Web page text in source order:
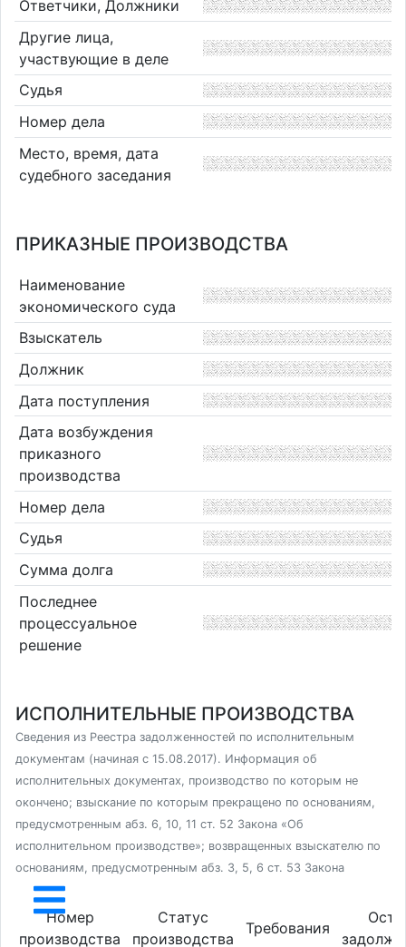
Ответчики, Должники
Другие лица,
участвующие в деле
Судья
Номер дела
Место, время, дата
судебного заседания
ПРИКАЗНЫЕ ПРОИЗВОДСТВА
Наименование
экономического суда
Взыскатель
Должник
Дата поступления
Дата возбуждения
приказного
производства
Номер дела
Судья
Сумма долга
Последнее
процессуальное
решение
ИСПОЛНИТЕЛЬНЫЕ ПРОИЗВОДСТВА
Сведения из Реестра задолженностей по исполнительным
документам (начиная с 15.08.2017). Информация об
исполнительных документах, производство по которым не
окончено; взыскание по которым прекращено по основаниям,
предусмотренным абз. 6, 10, 11 ст. 52 Закона «Об
исполнительном производстве»; возвращенных взыскателю по
основаниям, предусмотренным абз. 3, 5, 6 ст. 53 Закона
Номер
производства
Статус
производства
Требования